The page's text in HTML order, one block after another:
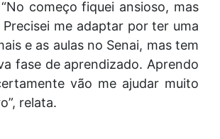
começo fiquei ansioso, mas
me adaptar por ter uma
e as aulas no Senai, mas tem
fase de aprendizado. Aprendo
vão me ajudar muito
relata.